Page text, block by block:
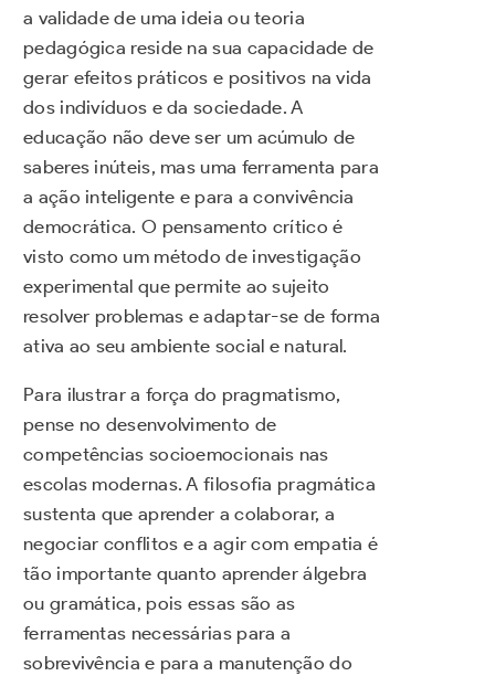
a validade de uma ideia ou teoria
pedagógica reside na sua capacidade de
gerar efeitos práticos e positivos na vida
dos indivíduos e da sociedade. A
educação não deve ser um acúmulo de
saberes inúteis, mas uma ferramenta para
a ação inteligente e para a convivência
democrática. O pensamento crítico é
visto como um método de investigação
experimental que permite ao sujeito
resolver problemas e adaptar-se de forma
ativa ao seu ambiente social e natural.
Para ilustrar a força do pragmatismo,
pense no desenvolvimento de
competências socioemocionais nas
escolas modernas. A filosofia pragmática
sustenta que aprender a colaborar, a
negociar conflitos e a agir com empatia é
tão importante quanto aprender álgebra
ou gramática, pois essas são as
ferramentas necessárias para a
sobrevivência e para a manutenção do